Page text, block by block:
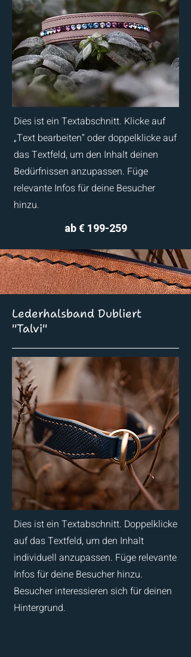
Dies ist ein Textabschnitt. Klicke auf
„Text bearbeiten” oder doppelklicke auf
das Textfeld, um den Inhalt deinen
Bedürfnissen anzupassen. Füge
relevante Infos für deine Besucher
hinzu.
ab € 199-259
Lederhalsband Dubliert
"Talvi"
Dies ist ein Textabschnitt. Doppelklicke
auf das Textfeld, um den Inhalt
individuell anzupassen. Füge relevante
Infos für deine Besucher hinzu.
Besucher interessieren sich für deinen
Hintergrund.